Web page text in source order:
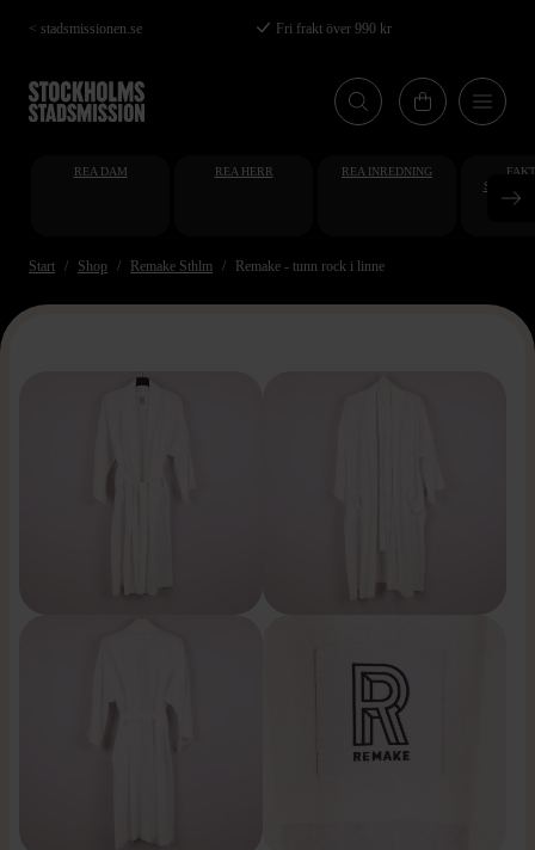
Hoppa
till
huvudinnehåll
< stadsmissionen.se Fri frakt över 990 kr
REA DAM REA HERR REA INREDNING
Start Shop Remake Sthlm Remake - tunn rock i linne